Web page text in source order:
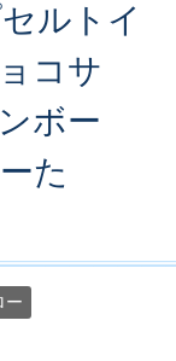
ルトイ
コサ
ボー
た
ー